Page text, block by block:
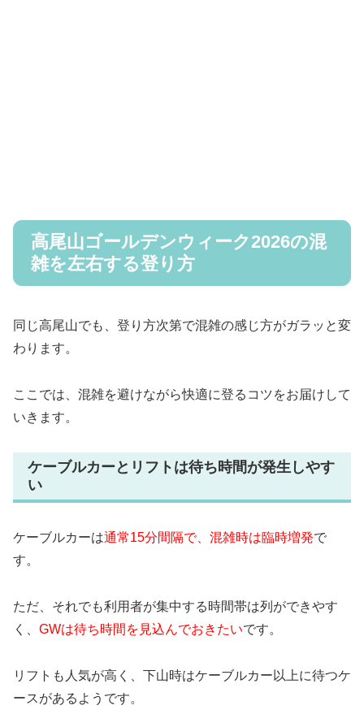
高尾山ゴールデンウィーク2026の混
雑を左右する登り方
同じ高尾山でも、登り方次第で混雑の感じ方がガラッと変
わります。
ここでは、混雑を避けながら快適に登るコツをお届けして
いきます。
ケーブルカーとリフトは待ち時間が発生しやす
い
ケーブルカーは通常15分間隔で、混雑時は臨時増発で
す。
ただ、それでも利用者が集中する時間帯は列ができやす
く、 GWは待ち時間を見込んでおきたいです。
リフトも人気が高く、下山時はケーブルカー以上に待つケ
ースがあるようです。